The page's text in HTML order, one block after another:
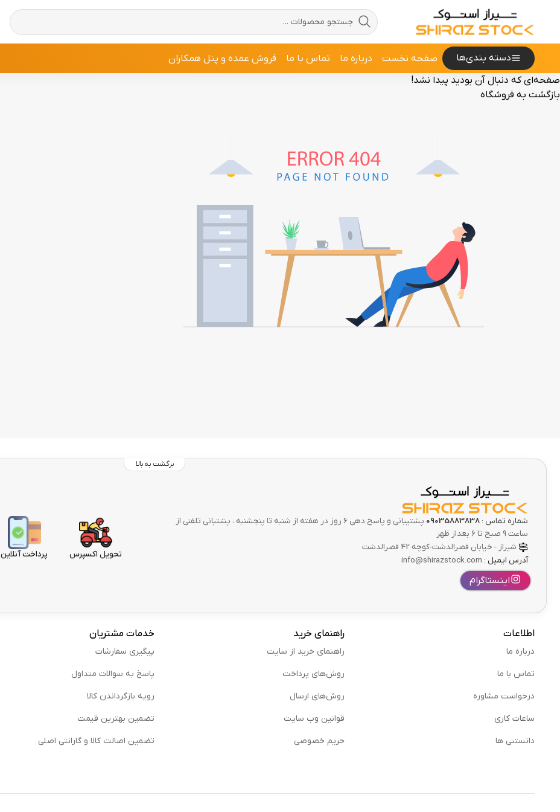
دسته بندی‌ها صفحه نخست درباره ما تماس با ما
فروش عمده و پنل همکاران
صفحه‌ای که دنبال آن بودید پیدا نشد!
بازگشت به فروشگاه
برگشت به بالا
شماره تماس : 09035883838
پشتیبانی و پاسخ دهی 6 روز در هفته از شنبه تا پنجشنبه ، پشتبانی تلفنی از
ساعت ۹ صبح تا ۶ بعداز ظهر
شیراز - خیابان قصرالدشت-کوچه 42 قصرالدشت
آدرس ایمیل :
اینستاگرام
تحویل اکسپرس پرداخت آنلاین
اطلاعات
درباره ما
تماس با ما
درخواست مشاوره
ساعات کاری
دانستنی ها
راهنمای خرید
راهنمای خرید از سایت
روش‌های پرداخت
روش‌های ارسال
قوانین وب سایت
حریم خصوصی
خدمات مشتریان
پیگیری سفارشات
پاسخ به سوالات متداول
رویه بازگرداندن کالا
تضمین بهترین قیمت
تضمین اصالت کالا و گارانتی اصلی